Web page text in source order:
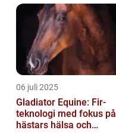
06 juli 2025
Gladiator Equine: Fir-
teknologi med fokus på
hästars hälsa och